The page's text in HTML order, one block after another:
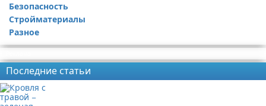
Безопасность
Стройматериалы
Разное
Последние статьи